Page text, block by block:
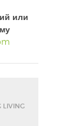
или